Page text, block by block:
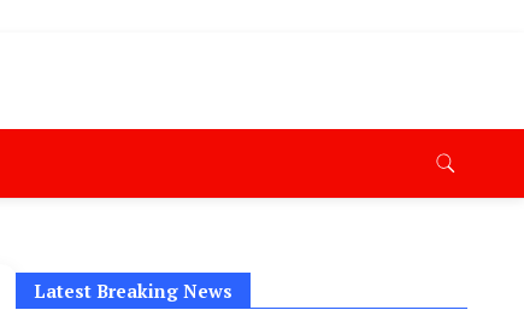
Khabar, Haryana Crime News Today, Weather
Porotet Update, Haryana Police Fir, Haryana
Latest Breaking News